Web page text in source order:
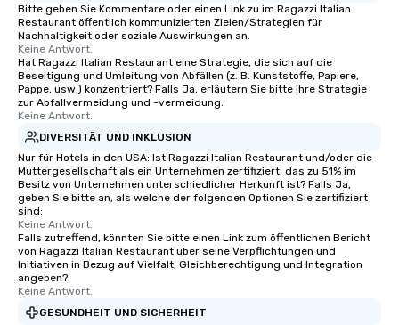
Bitte geben Sie Kommentare oder einen Link zu im Ragazzi Italian
Restaurant öffentlich kommunizierten Zielen/Strategien für
Nachhaltigkeit oder soziale Auswirkungen an.
Keine Antwort.
Hat Ragazzi Italian Restaurant eine Strategie, die sich auf die
Beseitigung und Umleitung von Abfällen (z. B. Kunststoffe, Papiere,
Pappe, usw.) konzentriert? Falls Ja, erläutern Sie bitte Ihre Strategie
zur Abfallvermeidung und -vermeidung.
Keine Antwort.
DIVERSITÄT UND INKLUSION
Nur für Hotels in den USA: Ist Ragazzi Italian Restaurant und/oder die
Muttergesellschaft als ein Unternehmen zertifiziert, das zu 51% im
Besitz von Unternehmen unterschiedlicher Herkunft ist? Falls Ja,
geben Sie bitte an, als welche der folgenden Optionen Sie zertifiziert
sind:
Keine Antwort.
Falls zutreffend, könnten Sie bitte einen Link zum öffentlichen Bericht
von Ragazzi Italian Restaurant über seine Verpflichtungen und
Initiativen in Bezug auf Vielfalt, Gleichberechtigung und Integration
angeben?
Keine Antwort.
GESUNDHEIT UND SICHERHEIT